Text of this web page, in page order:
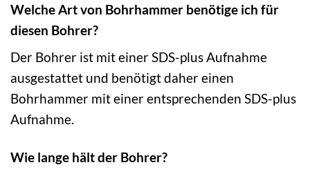
Welche Art von Bohrhammer benötige ich für
diesen Bohrer?
Der Bohrer ist mit einer SDS-plus Aufnahme
ausgestattet und benötigt daher einen
Bohrhammer mit einer entsprechenden SDS-plus
Aufnahme.
Wie lange hält der Bohrer?